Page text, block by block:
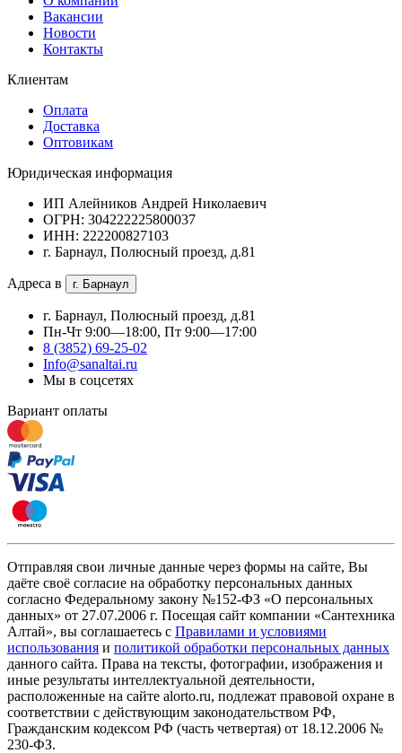
Вакансии
Новости
Контакты
Клиентам
Оплата
Доставка
Оптовикам
Юридическая информация
ИП Алейников Андрей Николаевич
ОГРН: 304222225800037
ИНН: 222200827103
г. Барнаул, Полюсный проезд, д.81
Адреса в г. Барнаул
г. Барнаул, Полюсный проезд, д.81
Пн-Чт 9:00—18:00, Пт 9:00—17:00
8 (3852) 69-25-02
Info@sanaltai.ru
Мы в соцсетях
Вариант оплаты
Отправляя свои личные данные через формы на сайте, Вы
даёте своё согласие на обработку персональных данных
согласно Федеральному закону №152-ФЗ «О персональных
данных» от 27.07.2006 г. Посещая сайт компании «Cантехника
Алтай», вы соглашаетесь с Правилами и условиями
использования и политикой обработки персональных данных
данного сайта. Права на тексты, фотографии, изображения и
иные результаты интеллектуальной деятельности,
расположенные на сайте alorto.ru, подлежат правовой охране в
соответствии с действующим законодательством РФ,
Гражданским кодексом РФ (часть четвертая) от 18.12.2006 №
230-ФЗ.